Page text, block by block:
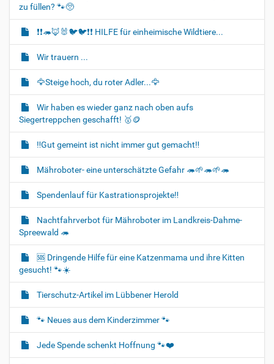
zu füllen? 🐾🥺
❗❗🦔🦊🐰🐦‍🐦❗❗ HILFE für einheimische Wildtiere...
Wir trauern ...
🦅Steige hoch, du roter Adler...🦅
Wir haben es wieder ganz nach oben aufs
Siegertreppchen geschafft! 🥇🪙
‼️Gut gemeint ist nicht immer gut gemacht‼️
Mähroboter- eine unterschätzte Gefahr 🦔🌱🦔🌱🦔
Spendenlauf für Kastrationsprojekte‼️
Nachtfahrverbot für Mähroboter im Landkreis-Dahme-
Spreewald 🦔
🆘️ Dringende Hilfe für eine Katzenmama und ihre Kitten
gesucht! 🐾☀️
Tierschutz-Artikel im Lübbener Herold
🐾 Neues aus dem Kinderzimmer 🐾
Jede Spende schenkt Hoffnung 🐾❤️